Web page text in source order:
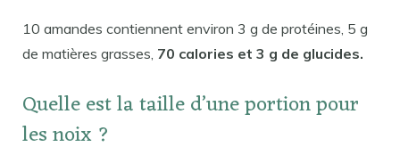
10 amandes contiennent environ 3 g de protéines, 5 g
de matières grasses, 70 calories et 3 g de glucides.
Quelle est la taille d’une portion pour
les noix ?